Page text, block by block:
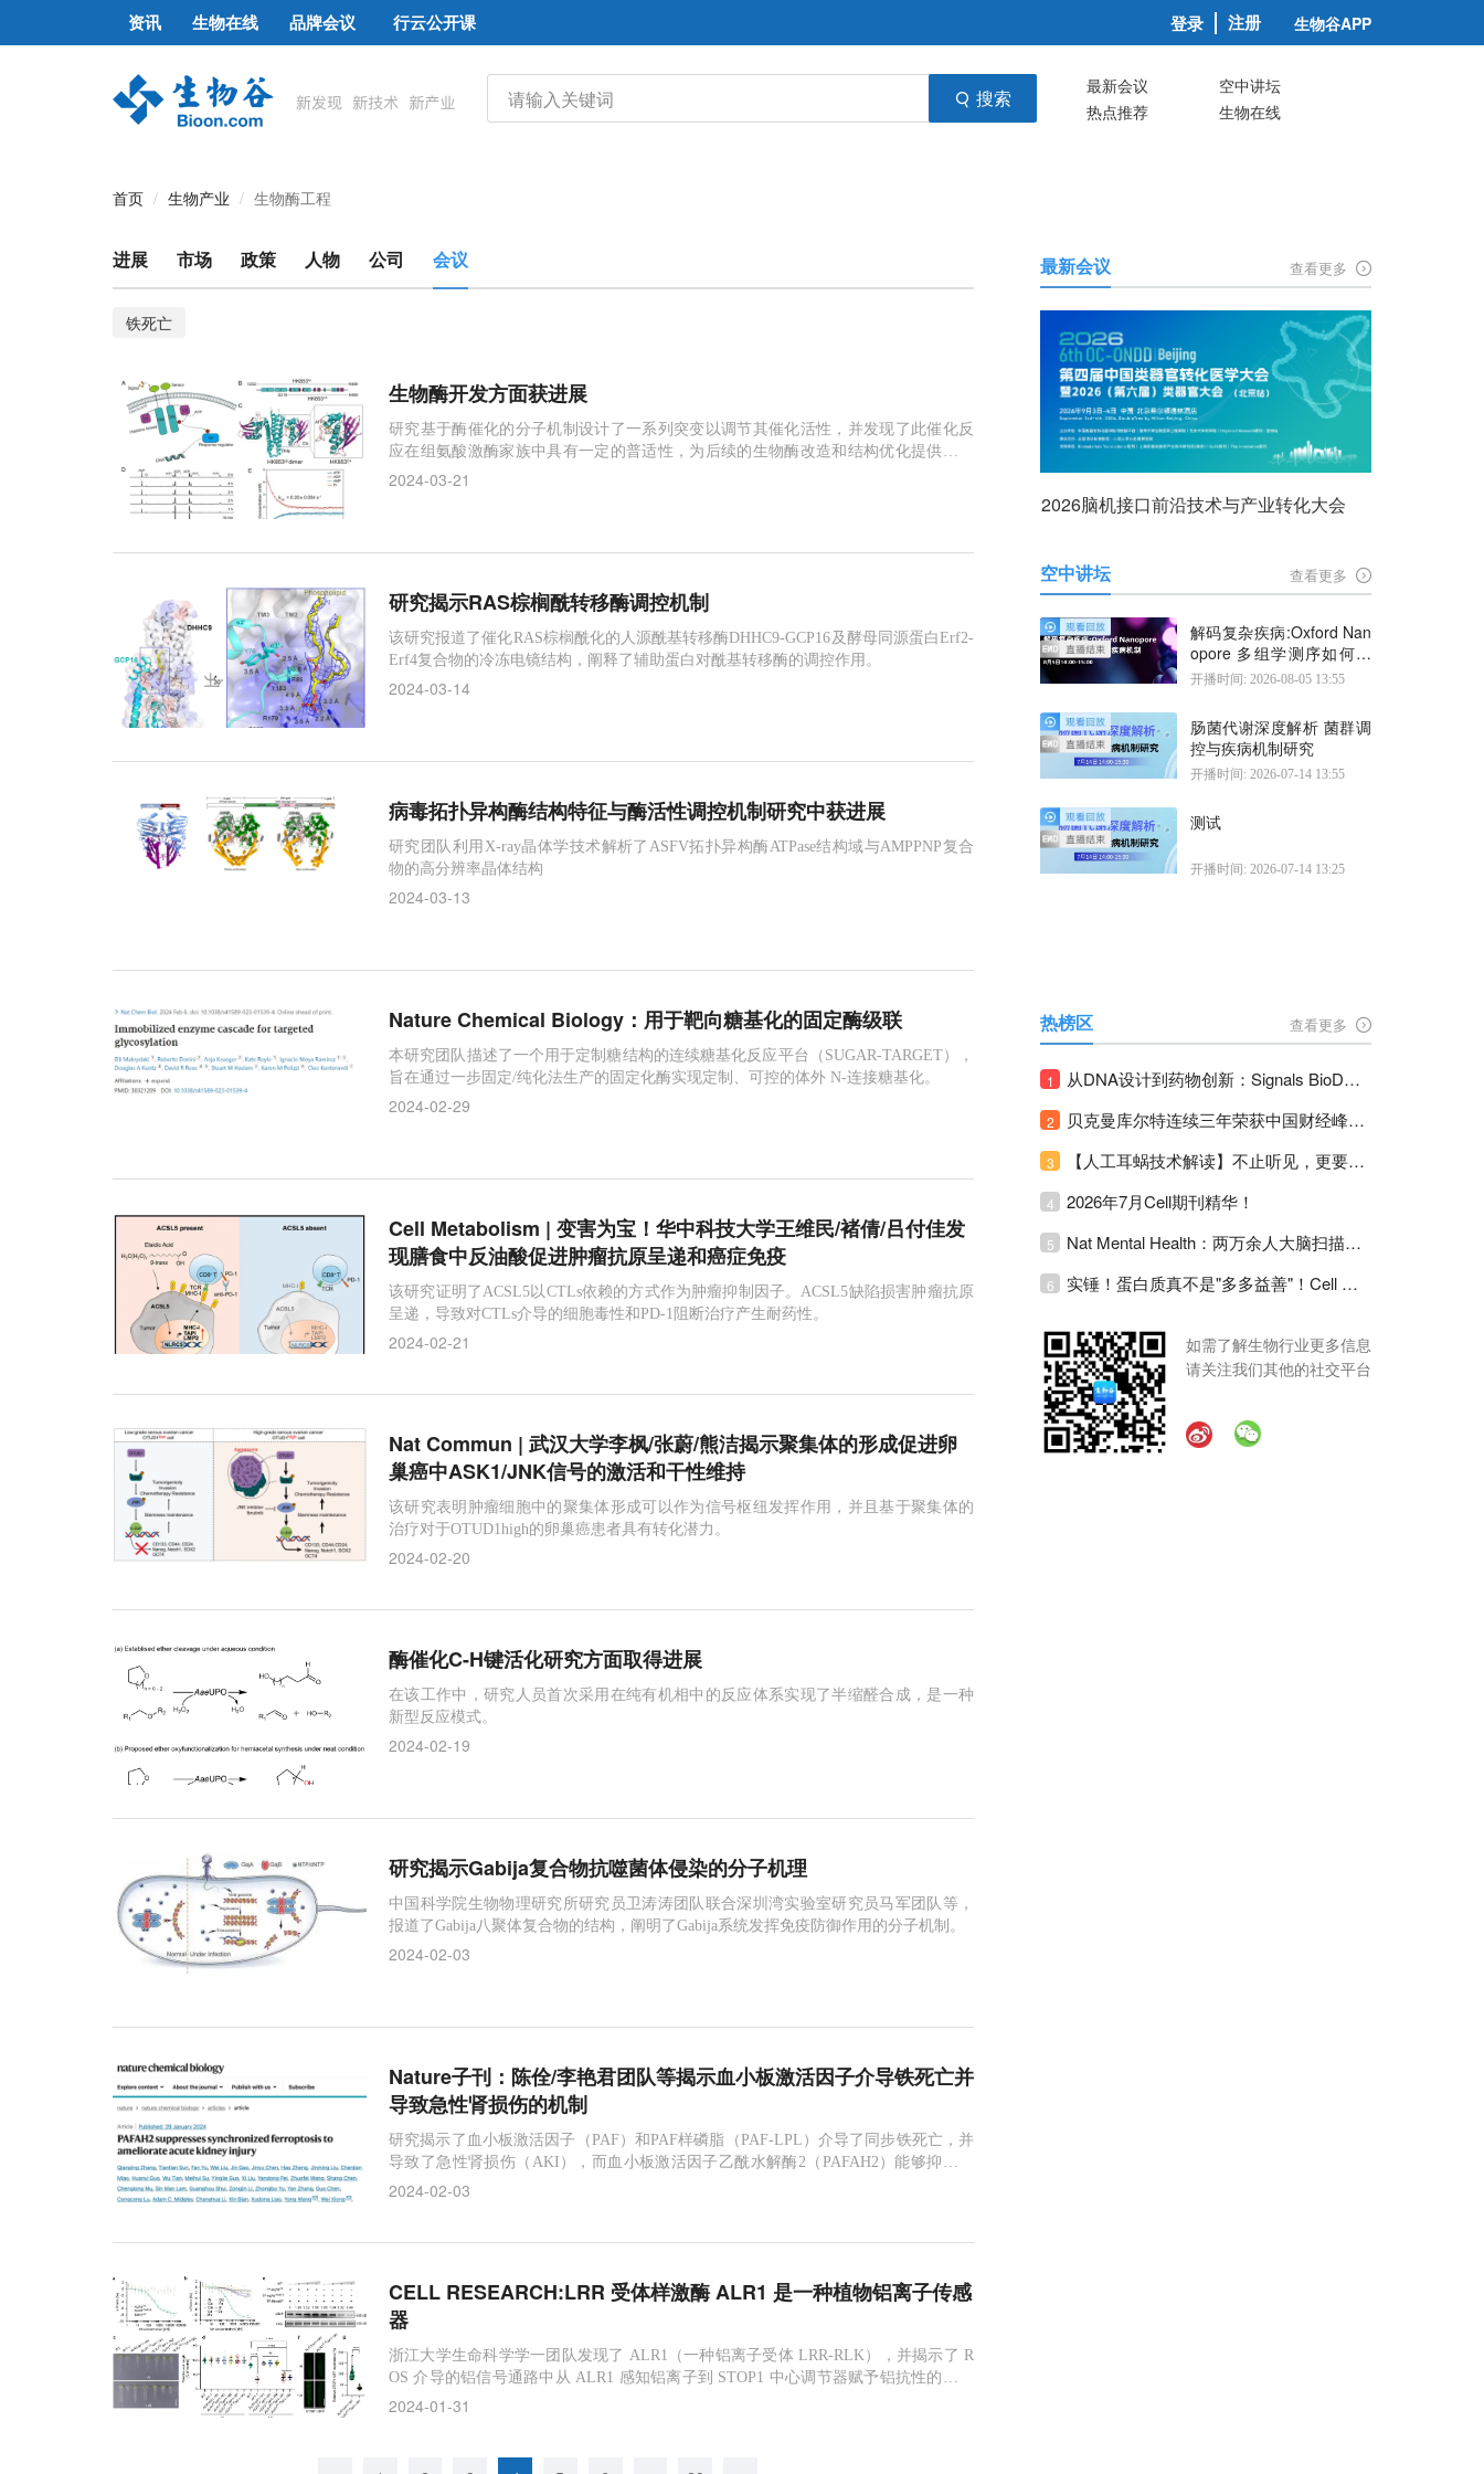
资讯 生物在线 品牌会议 行云公开课 登录 注册 生物谷APP
搜索 最新会议
空中讲坛
热点推荐
生物在线
首页 生物产业 生物酶工程
进展 市场 政策 人物 公司 会议
铁死亡
生物酶开发方面获进展
研究基于酶催化的分子机制设计了一系列突变以调节其催化活性，并发现了此催化反
应在组氨酸激酶家族中具有一定的普适性，为后续的生物酶改造和结构优化提供了新
的研究方向。
2024-03-21
研究揭示RAS棕榈酰转移酶调控机制
该研究报道了催化RAS棕榈酰化的人源酰基转移酶DHHC9-GCP16及酵母同源蛋白Erf2-
Erf4复合物的冷冻电镜结构，阐释了辅助蛋白对酰基转移酶的调控作用。
2024-03-14
病毒拓扑异构酶结构特征与酶活性调控机制研究中获进展
研究团队利用X-ray晶体学技术解析了ASFV拓扑异构酶ATPase结构域与AMPPNP复合
物的高分辨率晶体结构
2024-03-13
Nature Chemical Biology：用于靶向糖基化的固定酶级联
本研究团队描述了一个用于定制糖结构的连续糖基化反应平台（SUGAR-TARGET），
旨在通过一步固定/纯化法生产的固定化酶实现定制、可控的体外 N-连接糖基化。
2024-02-29
Cell Metabolism | 变害为宝！华中科技大学王维民/褚倩/吕付佳发
现​膳食中反油酸促进肿瘤抗原呈递和癌症免疫
该研究证明了ACSL5以CTLs依赖的方式作为肿瘤抑制因子。ACSL5缺陷损害肿瘤抗原
呈递，导致对CTLs介导的细胞毒性和PD-1阻断治疗产生耐药性。
2024-02-21
Nat Commun | 武汉大学李枫/张蔚/熊洁揭示聚集体的形成促进卵
巢癌中ASK1/JNK信号的激活和干性维持
该研究表明肿瘤细胞中的聚集体形成可以作为信号枢纽发挥作用，并且基于聚集体的
治疗对于OTUD1high的卵巢癌患者具有转化潜力。
2024-02-20
酶催化C-H键活化研究方面取得进展
在该工作中，研究人员首次采用在纯有机相中的反应体系实现了半缩醛合成，是一种
新型反应模式。
2024-02-19
研究揭示Gabija复合物抗噬菌体侵染的分子机理
中国科学院生物物理研究所研究员卫涛涛团队联合深圳湾实验室研究员马军团队等，
报道了Gabija八聚体复合物的结构，阐明了Gabija系统发挥免疫防御作用的分子机制。
2024-02-03
Nature子刊：陈佺/李艳君团队等揭示血小板激活因子介导铁死亡并
导致急性肾损伤的机制
研究揭示了血小板激活因子（PAF）和PAF样磷脂（PAF-LPL）介导了同步铁死亡，并
导致了急性肾损伤（AKI），而血小板激活因子乙酰水解酶2（PAFAH2）能够抑制同
步铁死亡以改善急性肾损伤。
2024-02-03
CELL RESEARCH:LRR 受体样激酶 ALR1 是一种植物铝离子传感
器
浙江大学生命科学学一团队发现了 ALR1（一种铝离子受体 LRR-RLK），并揭示了 R
OS 介导的铝信号通路中从 ALR1 感知铝离子到 STOP1 中心调节器赋予铝抗性的所有
后续步骤。
2024-01-31
最新会议 查看更多
2026脑机接口前沿技术与产业转化大会
空中讲坛 查看更多
解码复杂疾病:Oxford Nan
opore 多组学测序如何揭
示疾病机制
开播时间: 2026-08-05 13:55
肠菌代谢深度解析 菌群调
控与疾病机制研究
开播时间: 2026-07-14 13:55
测试
开播时间: 2026-07-14 13:25
热榜区 查看更多
1 从DNA设计到药物创新：Signals BioDesign如何重塑分子生物学研发生态！
2 贝克曼库尔特连续三年荣获中国财经峰会三项大奖！
3 【人工耳蜗技术解读】不止听见，更要听见未来 ---- 智能耳蜗，开启人工耳蜗技术新纪元！
4 2026年7月Cell期刊精华！
5 Nat Mental Health：两万余人大脑扫描刷新抑郁脑科学认知！抑郁不只是情绪病，视觉、运动脑区同步受损！
6 实锤！蛋白质真不是"多多益善"！Cell Press Blue：适度限蛋白，反而拉长健康寿命！
如需了解生物行业更多信息
请关注我们其他的社交平台